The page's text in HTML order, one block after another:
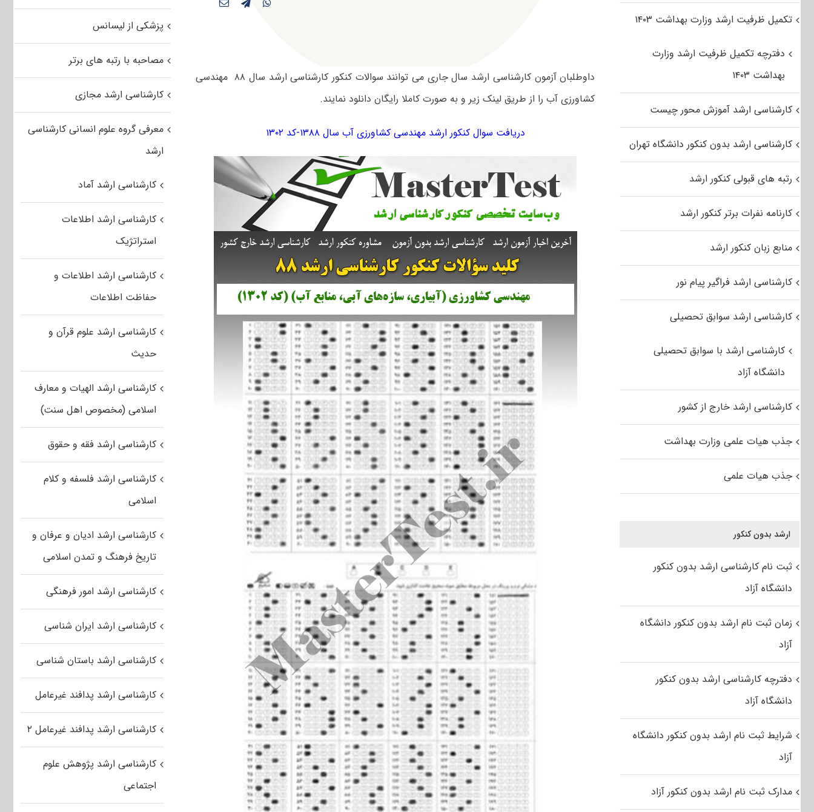
داوطلبان آزمون کارشناسی ارشد سال جاری می توانند سوالات کنکور کارشناسی ارشد سال ۸۸ مهندسی
کشاورزی آب را از طریق لینک زیر و به صورت کاملا رایگان دانلود نمایند.
دریافت سوال کنکور ارشد مهندسی کشاورزی آب سال ۱۳۸۸-کد ۱۳۰۲
پزشکی از لیسانس
مصاحبه با رتبه های برتر
کارشناسی ارشد مجازی
معرفی گروه علوم انسانی کارشناسی
ارشد
کارشناسی ارشد آماد
کارشناسی ارشد اطلاعات
استراتژیک
کارشناسی ارشد اطلاعات و
حفاظت اطلاعات
کارشناسی ارشد علوم قرآن و
حدیث
کارشناسی ارشد الهیات و معارف
اسلامی (مخصوص اهل سنت)
کارشناسی ارشد فقه و حقوق
کارشناسی ارشد فلسفه و کلام
اسلامی
کارشناسی ارشد ادیان و عرفان و
تاریخ فرهنگ و تمدن اسلامی
کارشناسی ارشد امور فرهنگی
کارشناسی ارشد ایران شناسی
کارشناسی ارشد باستان شناسی
کارشناسی ارشد پدافند غیرعامل
کارشناسی ارشد پدافند غیرعامل ۲
کارشناسی ارشد پژوهش علوم
اجتماعی
تکمیل ظرفیت ارشد وزارت بهداشت ۱۴۰۳
دفترچه تکمیل ظرفیت ارشد وزارت
بهداشت ۱۴۰۳
کارشناسی ارشد آموزش محور چیست
کارشناسی ارشد بدون کنکور دانشگاه تهران
رتبه های قبولی کنکور ارشد
کارنامه نفرات برتر کنکور ارشد
منابع زبان کنکور ارشد
کارشناسی ارشد فراگیر پیام نور
کارشناسی ارشد سوابق تحصیلی
کارشناسی ارشد با سوابق تحصیلی
دانشگاه آزاد
کارشناسی ارشد خارج از کشور
جذب هیات علمی وزارت بهداشت
جذب هیات علمی
ارشد بدون کنکور
ثبت نام کارشناسی ارشد بدون کنکور
دانشگاه آزاد
زمان ثبت نام ارشد بدون کنکور دانشگاه
آزاد
دفترچه کارشناسی ارشد بدون کنکور
دانشگاه آزاد
شرایط ثبت نام ارشد بدون کنکور دانشگاه
آزاد
مدارک ثبت نام ارشد بدون کنکور آزاد